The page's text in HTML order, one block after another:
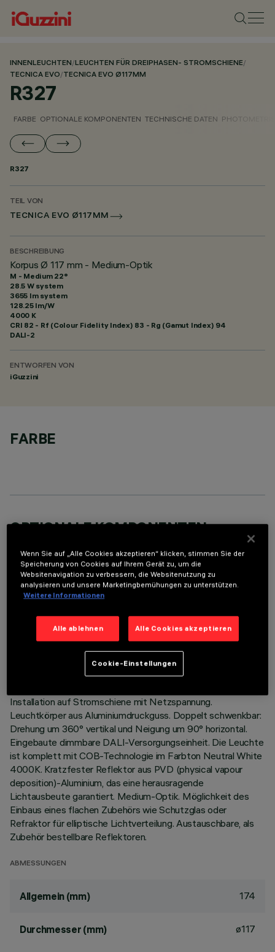
INNENLEUCHTEN/LEUCHTEN FÜR DREIPHASEN- STROMSCHIENE/
TECNICA EVO/TECNICA EVO Ø117MM
R327
FARBE OPTIONALE KOMPONENTEN TECHNISCHE DATEN
R327
TEIL VON
TECNICA EVO Ø117MM
BESCHREIBUNG
Korpus Ø 117 mm - Medium-Optik
M - Medium 22°
28.5 W system
3655 lm system
128.25 lm/W
4000 K
CRI 82 - Rf (Colour Fidelity Index) 83 - Rg (Gamut Index) 94
DALI-2
ENTWORFEN VON
iGuzzini
FARBE
OPTIONALE KOMPONENTEN
TECHNISCHE DATEN
Installation auf Stromschiene mit Netzspannung.
Leuchtkörper aus Aluminiumdruckguss. Doppelt schwenkbar:
Drehung um 360° vertikal und Neigung um 90° horizontal.
Eingebaute dimmbare DALI-Versorgungseinheit. Die Leuchte
ist komplett mit COB-Technologie im Farbton Neutral White
4000K. Kratzfester Reflektor aus PVD (physical vapour
deposition)-Aluminium, das eine herausragende
Lichtausbeute garantiert. Medium-Optik. Möglichkeit des
Einbaus eines flachen Zubehörs wie Schutzglas oder
Refraktor für elliptische Lichtverteilung. Austauschbare, als
Zubehör bestellbare Reflektoren.
ABMESSUNGEN
Allgemein (mm) 174
Durchmesser (mm) ø117
Wenn Sie auf „Alle Cookies akzeptieren“ klicken, stimmen Sie der
Speicherung von Cookies auf Ihrem Gerät zu, um die
Websitenavigation zu verbessern, die Websitenutzung zu
analysieren und unsere Marketingbemühungen zu unterstützen.
Weitere Informationen
Alle ablehnen Alle Cookies akzeptieren
Cookie-Einstellungen